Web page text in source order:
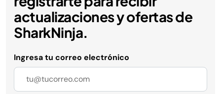
actualizaciones y ofertas de
SharkNinja.
Ingresa tu correo electrónico